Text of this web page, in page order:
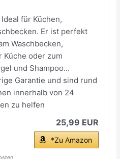
für Küchen,
Er ist perfekt
Waschbecken,
Küche oder zum
und Shampoo...
Garantie und sind rund
innerhalb von 24
zu helfen
25,99 EUR
*Zu Amazon